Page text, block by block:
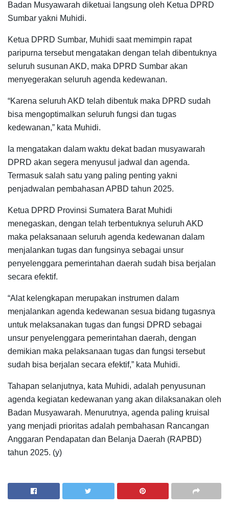
Badan Musyawarah diketuai langsung oleh Ketua DPRD
Sumbar yakni Muhidi.
Ketua DPRD Sumbar, Muhidi saat memimpin rapat
paripurna tersebut mengatakan dengan telah dibentuknya
seluruh susunan AKD, maka DPRD Sumbar akan
menyegerakan seluruh agenda kedewanan.
“Karena seluruh AKD telah dibentuk maka DPRD sudah
bisa mengoptimalkan seluruh fungsi dan tugas
kedewanan,” kata Muhidi.
Ia mengatakan dalam waktu dekat badan musyawarah
DPRD akan segera menyusul jadwal dan agenda.
Termasuk salah satu yang paling penting yakni
penjadwalan pembahasan APBD tahun 2025.
Ketua DPRD Provinsi Sumatera Barat Muhidi
menegaskan, dengan telah terbentuknya seluruh AKD
maka pelaksanaan seluruh agenda kedewanan dalam
menjalankan tugas dan fungsinya sebagai unsur
penyelenggara pemerintahan daerah sudah bisa berjalan
secara efektif.
“Alat kelengkapan merupakan instrumen dalam
menjalankan agenda kedewanan sesua bidang tugasnya
untuk melaksanakan tugas dan fungsi DPRD sebagai
unsur penyelenggara pemerintahan daerah, dengan
demikian maka pelaksanaan tugas dan fungsi tersebut
sudah bisa berjalan secara efektif,” kata Muhidi.
Tahapan selanjutnya, kata Muhidi, adalah penyusunan
agenda kegiatan kedewanan yang akan dilaksanakan oleh
Badan Musyawarah. Menurutnya, agenda paling kruisal
yang menjadi prioritas adalah pembahasan Rancangan
Anggaran Pendapatan dan Belanja Daerah (RAPBD)
tahun 2025. (y)